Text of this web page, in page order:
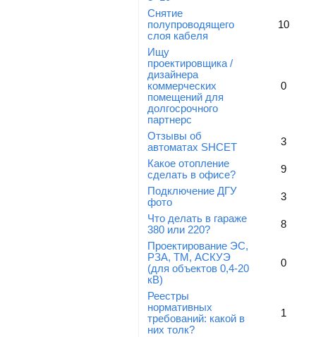
Снятие
полупроводящего
слоя кабеля
10
Ищу
проектировщика /
дизайнера
коммерческих
помещений для
долгосрочного
партнерс
0
Отзывы об
автоматах SHCET
3
Какое отопление
сделать в офисе?
9
Подключение ДГУ
фото
3
Что делать в гараже
380 или 220?
8
Проектирование ЭС,
РЗА, ТМ, АСКУЭ
(для объектов 0,4-20
кВ)
0
Реестры
нормативных
требований: какой в
них толк?
1